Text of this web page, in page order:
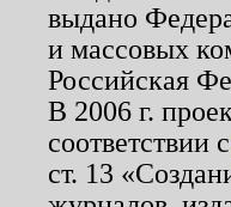
выдано
и массовых
Российская
В 2006 г.
соответствии с
ст. 13